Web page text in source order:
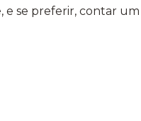
e se preferir, contar